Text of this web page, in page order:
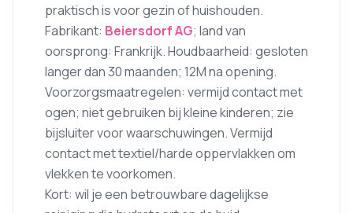
praktisch is voor gezin of huishouden.
Fabrikant: Beiersdorf AG; land van
oorsprong: Frankrijk. Houdbaarheid: gesloten
langer dan 30 maanden; 12M na opening.
Voorzorgsmaatregelen: vermijd contact met
ogen; niet gebruiken bij kleine kinderen; zie
bijsluiter voor waarschuwingen. Vermijd
contact met textiel/harde oppervlakken om
vlekken te voorkomen.
Kort: wil je een betrouwbare dagelijkse